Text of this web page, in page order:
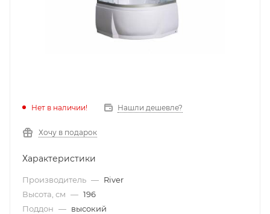
Нет в наличии! Нашли дешевле?
Хочу в подарок
Характеристики
Производитель — River
Высота, см — 196
Поддон — высокий